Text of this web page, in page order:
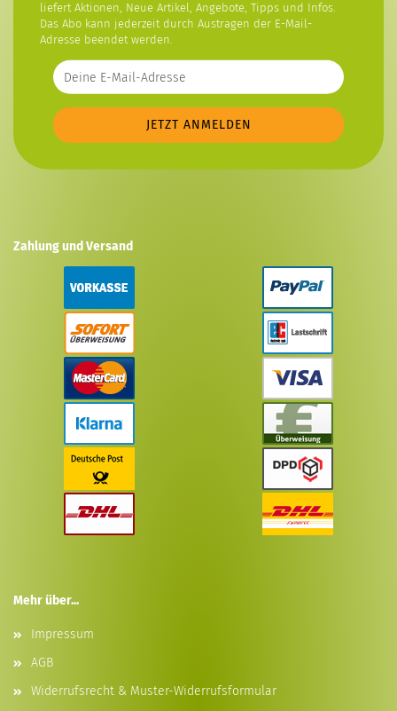
liefert Aktionen, Neue Artikel, Angebote, Tipps und Infos.
Das Abo kann jederzeit durch Austragen der E-Mail-
Adresse beendet werden.
Zahlung und Versand
Mehr über...
Impressum
AGB
Widerrufsrecht & Muster-Widerrufsformular